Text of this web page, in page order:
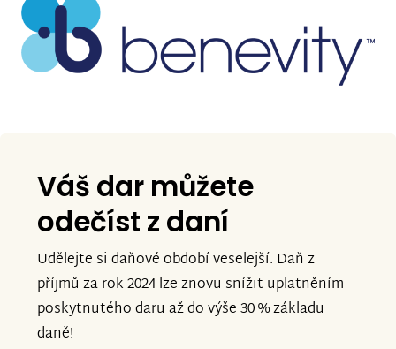
Váš dar můžete
odečíst z daní
Udělejte si daňové období veselejší. Daň z
příjmů za rok 2024 lze znovu snížit uplatněním
poskytnutého daru až do výše 30 % základu
daně!